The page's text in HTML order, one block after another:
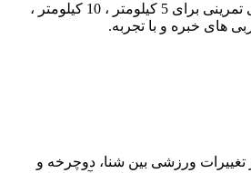
قابلیت دریافت برنامه های تمرینی برای 5 کیلومتر ، 10 کیلومتر ،
های خبره و با تجربه.
تغییرات ورزشی بین شنا، دوچرخه و